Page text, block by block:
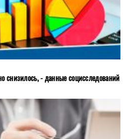
снизилось, - данные социсследований